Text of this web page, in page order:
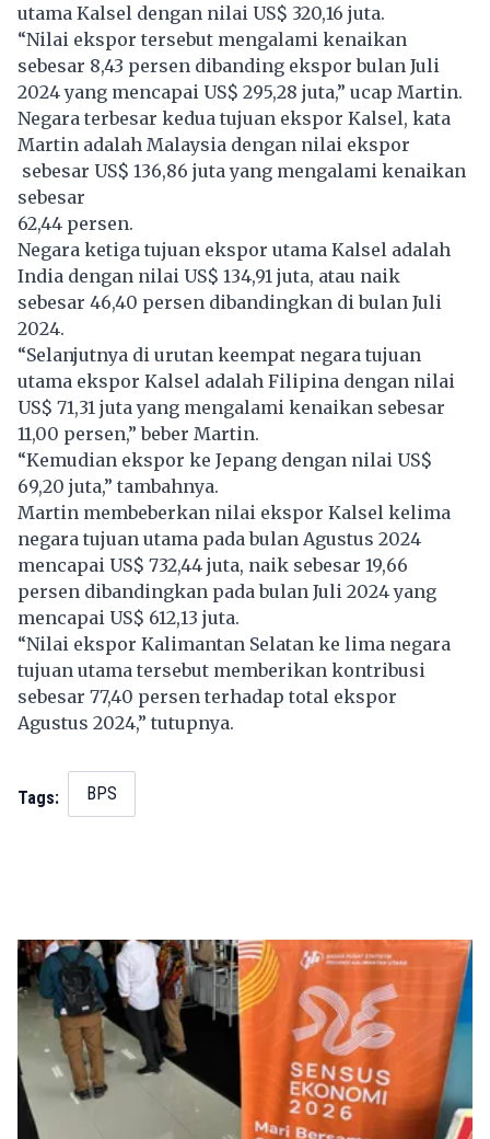
utama Kalsel dengan nilai US$ 320,16 juta.
“Nilai ekspor tersebut mengalami kenaikan
sebesar 8,43 persen dibanding ekspor bulan Juli
2024 yang mencapai US$ 295,28 juta,” ucap Martin.
Negara terbesar kedua tujuan ekspor Kalsel, kata
Martin adalah Malaysia dengan nilai ekspor
sebesar US$ 136,86 juta yang mengalami kenaikan
sebesar
62,44 persen.
Negara ketiga tujuan ekspor utama Kalsel adalah
India dengan nilai US$ 134,91 juta, atau naik
sebesar 46,40 persen dibandingkan di bulan Juli
2024.
“Selanjutnya di urutan keempat negara tujuan
utama ekspor Kalsel adalah Filipina dengan nilai
US$ 71,31 juta yang mengalami kenaikan sebesar
11,00 persen,” beber Martin.
“Kemudian ekspor ke Jepang dengan nilai US$
69,20 juta,” tambahnya.
Martin membeberkan nilai ekspor Kalsel kelima
negara tujuan utama pada bulan Agustus 2024
mencapai US$ 732,44 juta, naik sebesar 19,66
persen dibandingkan pada bulan Juli 2024 yang
mencapai US$ 612,13 juta.
“Nilai ekspor Kalimantan Selatan ke lima negara
tujuan utama tersebut memberikan kontribusi
sebesar 77,40 persen terhadap total ekspor
Agustus 2024,” tutupnya.
Tags: BPS